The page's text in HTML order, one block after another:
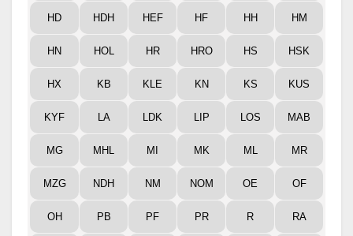
HD HDH HEF HF HH HM
HN HOL HR HRO HS HSK
HX KB KLE KN KS KUS
KYF LA LDK LIP LOS MAB
MG MHL MI MK ML MR
MZG NDH NM NOM OE OF
OH PB PF PR R RA